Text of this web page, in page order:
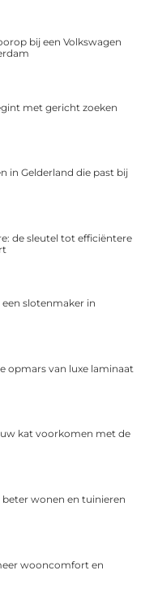
bij een Volkswagen
met gericht zoeken
in Gelderland die past bij
de sleutel tot efficiëntere
slotenmaker in
opmars van luxe laminaat
kat voorkomen met de
wonen en tuinieren
wooncomfort en